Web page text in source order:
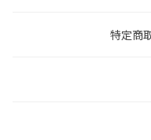
特定商